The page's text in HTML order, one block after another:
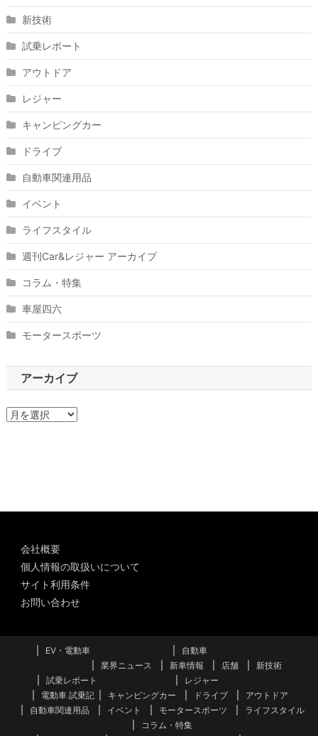
新技術
試乗レポート
アウトドア
レジャー
キャンピングカー
ドライブ
自動車関連用品
イベント
ライフスタイル
週刊Car&レジャー アーカイブ
コラム・特集
車屋四六
モータースポーツ
アーカイブ
ア
会社概要
個人情報の取扱いについて
サイト利用条件
お問い合わせ
EV・電動車
自動車
業界ニュース
新車情報 店舗
新技術
試乗レポート
電動車 試乗記
レジャー
キャンピングカー
ドライブ
アウトドア
自動車関連用品
イベント モータースポーツ
ライフスタイル
コラム・特集